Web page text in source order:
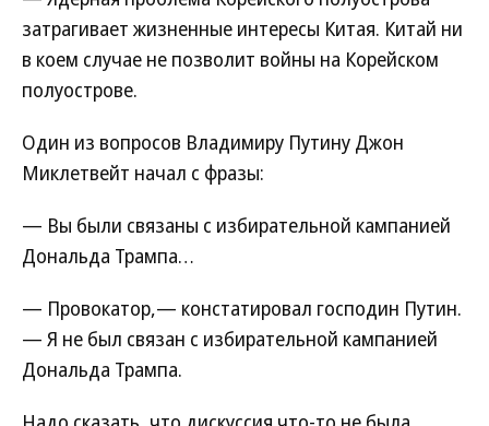
затрагивает жизненные интересы Китая. Китай ни
в коем случае не позволит войны на Корейском
полуострове.
Один из вопросов Владимиру Путину Джон
Миклетвейт начал с фразы:
— Вы были связаны с избирательной кампанией
Дональда Трампа…
— Провокатор,— констатировал господин Путин.
— Я не был связан с избирательной кампанией
Дональда Трампа.